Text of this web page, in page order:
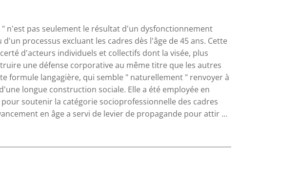
" n'est pas seulement le résultat d'un dysfonctionnement
processus excluant les cadres dès l'âge de 45 ans. Cette
d'acteurs individuels et collectifs dont la visée, plus
une défense corporative au même titre que les autres
formule langagière, qui semble " naturellement " renvoyer à
longue construction sociale. Elle a été employée en
soutenir la catégorie socioprofessionnelle des cadres
en âge a servi de levier de propagande pour attir ...